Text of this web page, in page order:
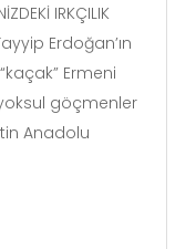
IRKÇILIK
Erdoğan’ın
Ermeni
göçmenler
Anadolu